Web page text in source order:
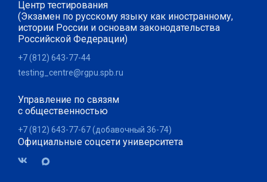
Центр тестирования
(Экзамен по русскому языку как иностранному,
истории России и основам законодательства
Российской Федерации)
+7 (812) 643-77-44
testing_centre@rgpu.spb.ru
Управление по связям
с общественностью
+7 (812) 643-77-67 (добавочный 36-74)
Официальные соцсети университета